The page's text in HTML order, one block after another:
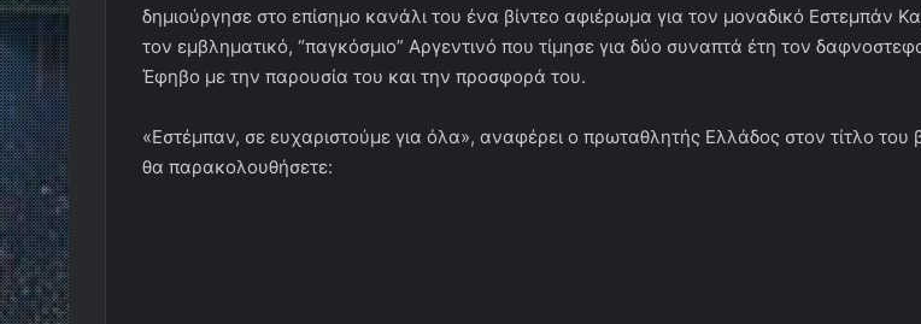
δημιούργησε στο επίσημο κανάλι του ένα βίντεο αφιέρωμα για τον μοναδικό Εστεμπάν
τον εμβληματικό, “παγκόσμιο” Αργεντινό που τίμησε για δύο συναπτά έτη τον
Έφηβο με την παρουσία του και την προσφορά του.
«Εστέμπαν, σε ευχαριστούμε για όλα», αναφέρει ο πρωταθλητής Ελλάδος στον τίτλο του
θα παρακολουθήσετε: